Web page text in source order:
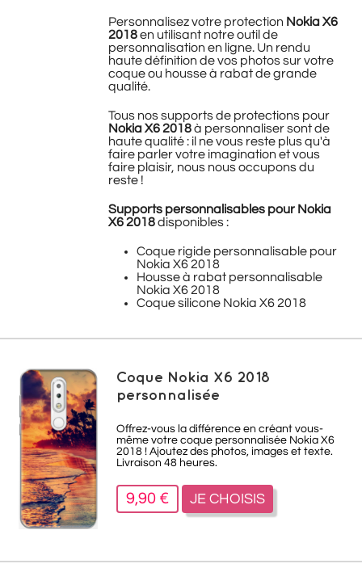
Personnalisez votre protection Nokia X6
2018en utilisant notre outil de
personnalisation en ligne. Un rendu
haute définition de vos photos sur votre
coque ou housse à rabat de grande
qualité.
Tous nos supports de protections pour
Nokia X6 2018à personnaliser sont de
haute qualité : il ne vous reste plus qu'à
faire parler votre imagination et vous
faire plaisir, nous nous occupons du
reste !
Supports personnalisables pour Nokia
X6 2018disponibles :
Coque rigide personnalisable pour
Nokia X6 2018
Housse à rabat personnalisable
Nokia X6 2018
Coque silicone Nokia X6 2018
Coque Nokia X6 2018
personnalisée
Offrez-vous la différence en créant vous-
même votre coque personnalisée Nokia X6
2018 ! Ajoutez des photos, images et texte.
Livraison 48 heures.
9,90 € JE CHOISIS